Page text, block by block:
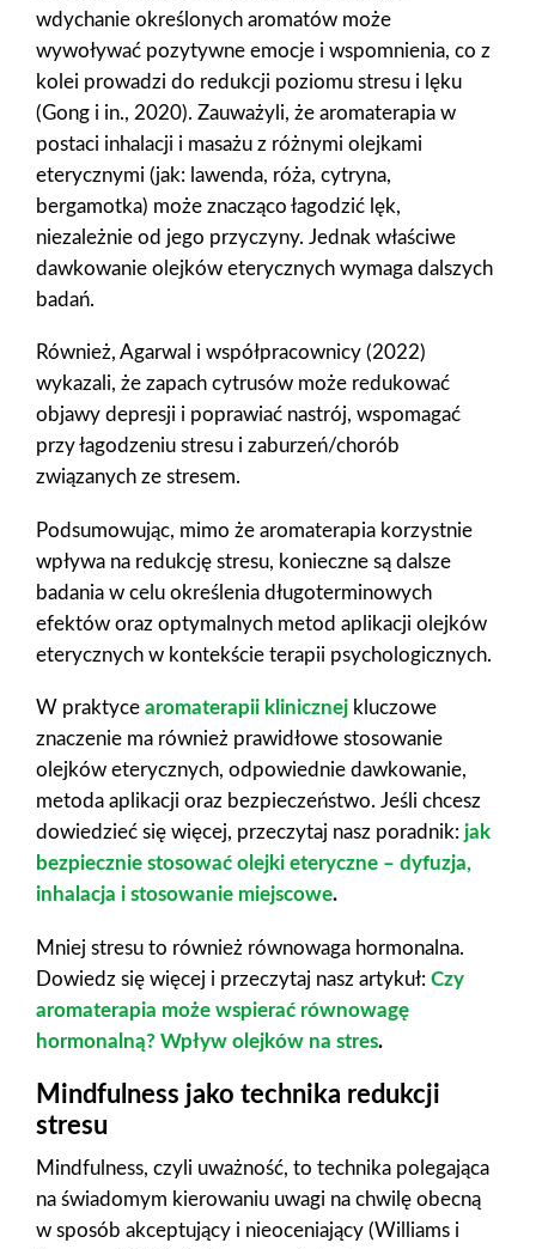
wdychanie określonych aromatów może
wywoływać pozytywne emocje i wspomnienia, co z
kolei prowadzi do redukcji poziomu stresu i lęku
(Gong i in., 2020). Zauważyli, że aromaterapia w
postaci inhalacji i masażu z różnymi olejkami
eterycznymi (jak: lawenda, róża, cytryna,
bergamotka) może znacząco łagodzić lęk,
niezależnie od jego przyczyny. Jednak właściwe
dawkowanie olejków eterycznych wymaga dalszych
badań.
Również, Agarwal i współpracownicy (2022)
wykazali, że zapach cytrusów może redukować
objawy depresji i poprawiać nastrój, wspomagać
przy łagodzeniu stresu i zaburzeń/chorób
związanych ze stresem.
Podsumowując, mimo że aromaterapia korzystnie
wpływa na redukcję stresu, konieczne są dalsze
badania w celu określenia długoterminowych
efektów oraz optymalnych metod aplikacji olejków
eterycznych w kontekście terapii psychologicznych.
W praktyce aromaterapii klinicznej kluczowe
znaczenie ma również prawidłowe stosowanie
olejków eterycznych, odpowiednie dawkowanie,
metoda aplikacji oraz bezpieczeństwo. Jeśli chcesz
dowiedzieć się więcej, przeczytaj nasz poradnik: jak
bezpiecznie stosować olejki eteryczne – dyfuzja,
inhalacja i stosowanie miejscowe.
Mniej stresu to również równowaga hormonalna.
Dowiedz się więcej i przeczytaj nasz artykuł: Czy
aromaterapia może wspierać równowagę
hormonalną? Wpływ olejków na stres.
Mindfulness jako technika redukcji
stresu
Mindfulness, czyli uważność, to technika polegająca
na świadomym kierowaniu uwagi na chwilę obecną
w sposób akceptujący i nieoceniający (Williams i